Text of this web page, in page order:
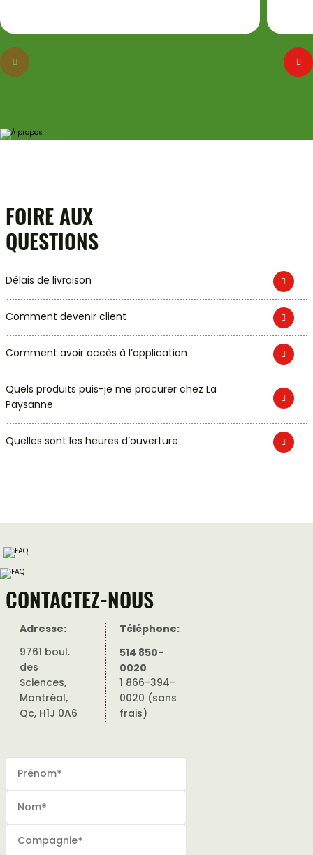
FOIRE AUX
QUESTIONS
Délais de livraison
Comment devenir client
Comment avoir accès à l’application
Quels produits puis-je me procurer chez La
Paysanne
Quelles sont les heures d’ouverture
CONTACTEZ-NOUS
Adresse:
9761 boul.
des
Sciences,
Montréal,
Qc, H1J 0A6
Téléphone:
514 850-
0020
1 866-394-
0020 (sans
frais)
Prénom*
Nom*
Compagnie*